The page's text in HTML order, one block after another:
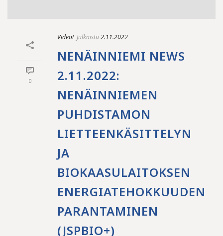
0
Videot Julkaistu2.11.2022
NENÄINNIEMI NEWS
2.11.2022:
NENÄINNIEMEN
PUHDISTAMON
LIETTEENKÄSITTELYN
JA
BIOKAASULAITOKSEN
ENERGIATEHOKKUUDEN
PARANTAMINEN
(JSPBIO+)